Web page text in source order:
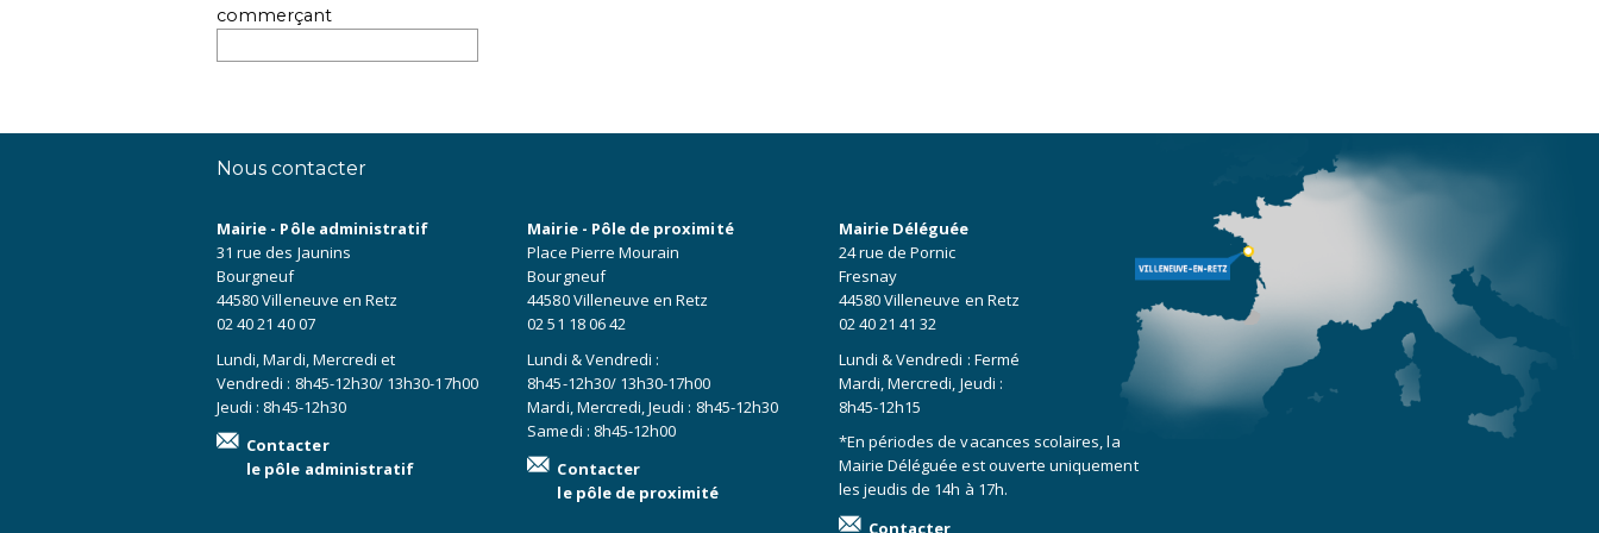
commerçant
Nous contacter
Mairie - Pôle administratif
31 rue des Jaunins
Bourgneuf
44580 Villeneuve en Retz
02 40 21 40 07
Lundi, Mardi, Mercredi et
Vendredi : 8h45-12h30/ 13h30-17h00
Jeudi : 8h45-12h30
Contacter
le pôle administratif
Mairie - Pôle de proximité
Place Pierre Mourain
Bourgneuf
44580 Villeneuve en Retz
02 51 18 06 42
Lundi & Vendredi :
8h45-12h30/ 13h30-17h00
Mardi, Mercredi, Jeudi : 8h45-12h30
Samedi : 8h45-12h00
Contacter
le pôle de proximité
Mairie Déléguée
24 rue de Pornic
Fresnay
44580 Villeneuve en Retz
02 40 21 41 32
Lundi & Vendredi : Fermé
Mardi, Mercredi, Jeudi :
8h45-12h15
*En périodes de vacances scolaires, la
Mairie Déléguée est ouverte uniquement
les jeudis de 14h à 17h.
Contacter